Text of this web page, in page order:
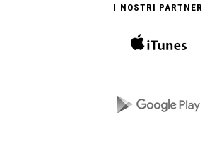
I NOSTRI PARTNER